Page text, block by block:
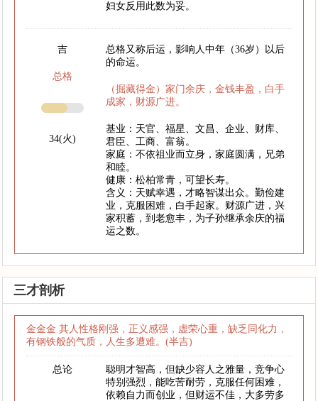
妇女反用此数为妥。
吉
总格
34(火)
总格又称后运，影响人中年（36岁）以后
的命运。
（掘藏得金）家门余庆，金钱丰盈，白手
成家，财源广进。
基业：天官、福星、文昌、企业、财库、
君臣、工商、富翁。
家庭：不依祖业而立身，家庭圆满，兄弟
和睦。
健康：松柏常青，可望长寿。
含义：天赋幸遇，才略智谋出众。勤俭建
业，克服困难，白手起家。财源广进，兴
家积蓄，到老愈丰，为子孙继承余庆的福
运之数。
三才剖析
金金金 其人性格刚强，正义感强，虚荣心重，缺乏同化力，
有钢铁般的气质，人生多遭难。(半吉)
总论
聪明才智高，但缺少容人之雅量，竞争心
特别强烈，能吃苦耐劳，克服任何困难，
依赖自力而创业，但财运不佳，大多劳多